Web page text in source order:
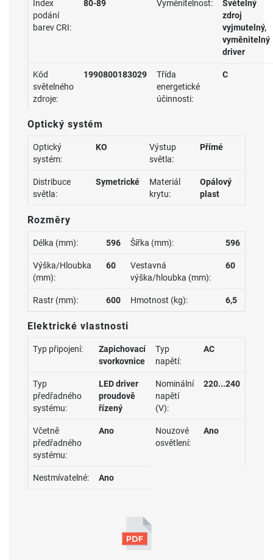
Index
podání
barev CRI:
80-89 Vyměnitelnost:
Světelný
zdroj
vyjmutelný,
vyměnitelný
driver
Kód
světelného
zdroje:
1990800183029
Třída
energetické
účinnosti:
C
Optický systém
Optický
systém:
KO
Výstup
světla:
Přímé
Distribuce
světla:
Symetrické
Materiál
krytu:
Opálový
plast
Rozměry
Délka (mm): 596 Šířka (mm): 596
Výška/Hloubka
(mm):
60
Vestavná
výška/hloubka (mm):
60
Rastr (mm): 600 Hmotnost (kg): 6,5
Elektrické vlastnosti
Typ připojení:
Zapichovací
svorkovnice
Typ
napětí:
AC
Typ
předřadného
systému:
LED driver
proudově
řízený
Nominální
napětí
(V):
220...240
Včetně
předřadného
systému:
Ano
Nouzové
osvětlení:
Ano
Nestmívatelné: Ano